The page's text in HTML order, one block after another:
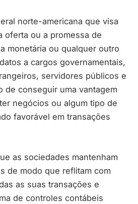
norte-americana que visa
oferta ou a promessa de
monetária ou qualquer outro
a cargos governamentais,
servidores públicos e
de conseguir uma vantagem
negócios ou algum tipo de
favorável em transações
as sociedades mantenham
de modo que reflitam com
as suas transações e
de controles contábeis